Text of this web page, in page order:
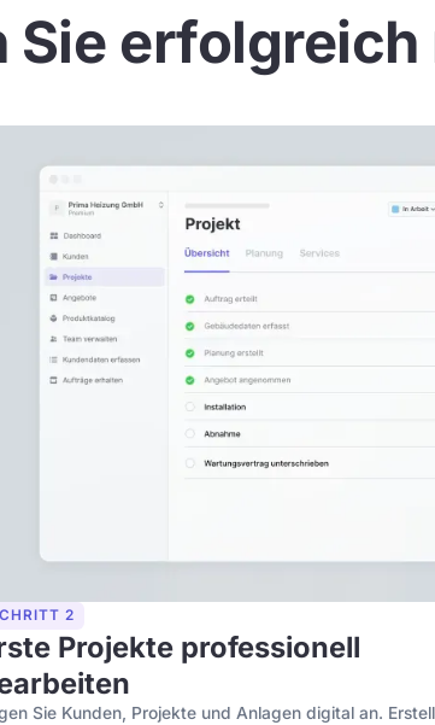
Sie
2
Projekte professionell
Sie Kunden, Projekte und Anlagen digital an.